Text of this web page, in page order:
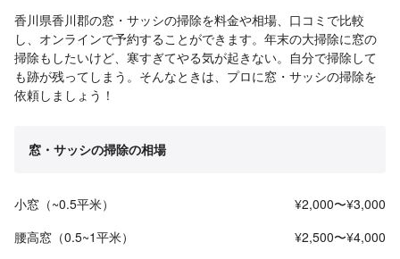
香川県香川郡の窓・サッシの掃除を料金や相場、口コミで比較
し、オンラインで予約することができます。年末の大掃除に窓の
掃除もしたいけど、寒すぎてやる気が起きない。自分で掃除して
も跡が残ってしまう。そんなときは、プロに窓・サッシの掃除を
依頼しましょう！
窓・サッシの掃除の相場
小窓（~0.5平米）
¥2,000〜¥3,000
腰高窓（0.5~1平米）
¥2,500〜¥4,000